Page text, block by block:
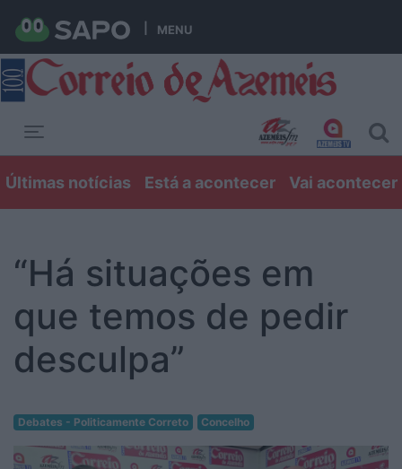
MENU
Últimas notícias Está a acontecer Vai acontecer
“Há situações em
que temos de pedir
desculpa”
Debates - Politicamente Correto Concelho